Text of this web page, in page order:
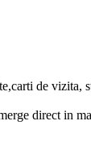
de vizita,
direct in